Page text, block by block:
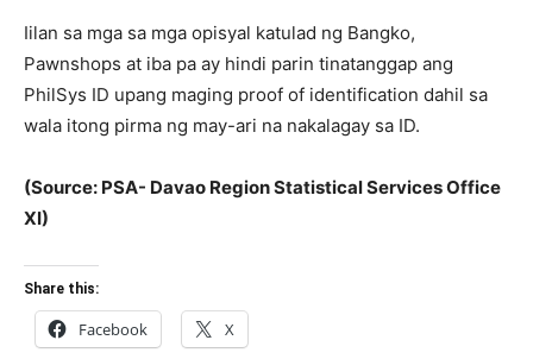
Iilan sa mga sa mga opisyal katulad ng Bangko,
Pawnshops at iba pa ay hindi parin tinatanggap ang
PhilSys ID upang maging proof of identification dahil sa
wala itong pirma ng may-ari na nakalagay sa ID.
(Source: PSA- Davao Region Statistical Services Office
XI)
Share this:
Facebook X